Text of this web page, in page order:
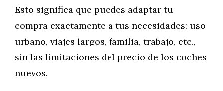
Esto significa que puedes adaptar tu
compra exactamente a tus necesidades: uso
urbano, viajes largos, familia, trabajo, etc.,
sin las limitaciones del precio de los coches
nuevos.